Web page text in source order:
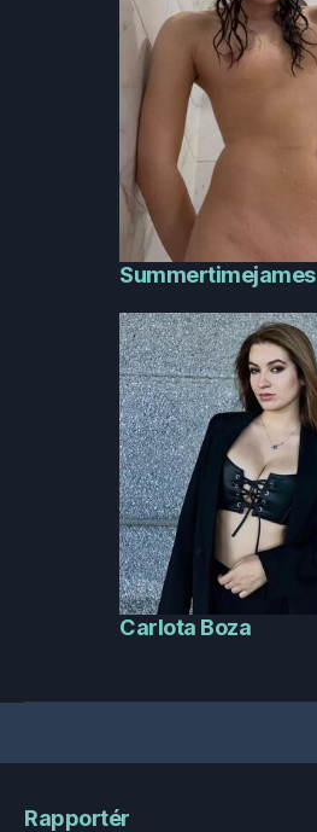
Summertimejames
Carlota Boza
Rapportér